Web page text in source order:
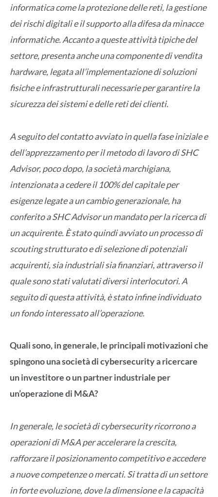
informatica come la protezione delle reti, la gestione
dei rischi digitali e il supporto alla difesa da minacce
informatiche. Accanto a queste attività tipiche del
settore, presenta anche una componente di vendita
hardware, legata all’implementazione di soluzioni
fisiche e infrastrutturali necessarie per garantire la
sicurezza dei sistemi e delle reti dei clienti.
A seguito del contatto avviato in quella fase iniziale e
dell’apprezzamento per il metodo di lavoro di SHC
Advisor, poco dopo, la società marchigiana,
intenzionata a cedere il 100% del capitale per
esigenze legate a un cambio generazionale, ha
conferito a SHC Advisor un mandato per la ricerca di
un acquirente. È stato quindi avviato un processo di
scouting strutturato e di selezione di potenziali
acquirenti, sia industriali sia finanziari, attraverso il
quale sono stati valutati diversi interlocutori. A
seguito di questa attività, è stato infine individuato
un fondo interessato all’operazione.
Quali sono, in generale, le principali motivazioni che
spingono una società di cybersecurity a ricercare
un investitore o un partner industriale per
un’operazione di M&A?
In generale, le società di cybersecurity ricorrono a
operazioni di M&A per accelerare la crescita,
rafforzare il posizionamento competitivo e accedere
a nuove competenze o mercati. Si tratta di un settore
in forte evoluzione, dove la dimensione e la capacità